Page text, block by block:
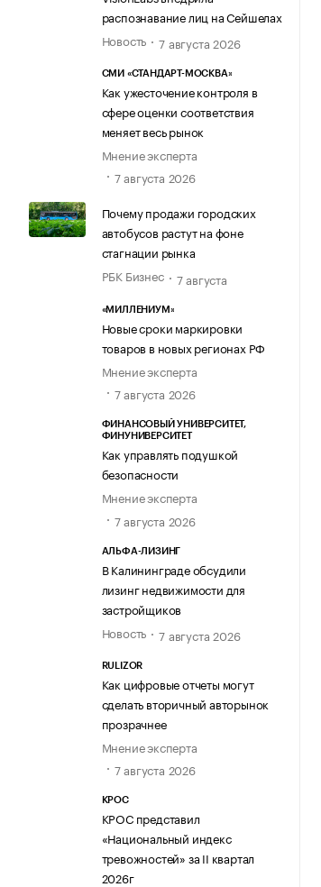
распознавание лиц на Сейшелах
Новость
7 августа 2026
СМИ «СТАНДАРТ-МОСКВА»
Как ужесточение контроля в
сфере оценки соответствия
меняет весь рынок
Мнение эксперта
7 августа 2026
Почему продажи городских
автобусов растут на фоне
стагнации рынка
РБК Бизнес
7 августа
«МИЛЛЕНИУМ»
Новые сроки маркировки
товаров в новых регионах РФ
Мнение эксперта
7 августа 2026
ФИНАНСОВЫЙ УНИВЕРСИТЕТ,
ФИНУНИВЕРСИТЕТ
Как управлять подушкой
безопасности
Мнение эксперта
7 августа 2026
АЛЬФА-ЛИЗИНГ
В Калининграде обсудили
лизинг недвижимости для
застройщиков
Новость
7 августа 2026
RULIZOR
Как цифровые отчеты могут
сделать вторичный авторынок
прозрачнее
Мнение эксперта
7 августа 2026
КРОС
КРОС представил
«Национальный индекс
тревожностей» за II квартал
2026г